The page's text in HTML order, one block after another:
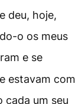
deu, hoje,
o os meus
e se
estavam com
cada um seu